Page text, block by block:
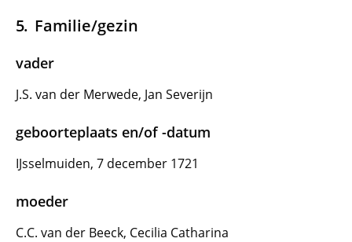
Familie/gezin
vader
J.S. van der Merwede, Jan Severijn
geboorteplaats en/of -datum
IJsselmuiden, 7 december 1721
moeder
C.C. van der Beeck, Cecilia Catharina